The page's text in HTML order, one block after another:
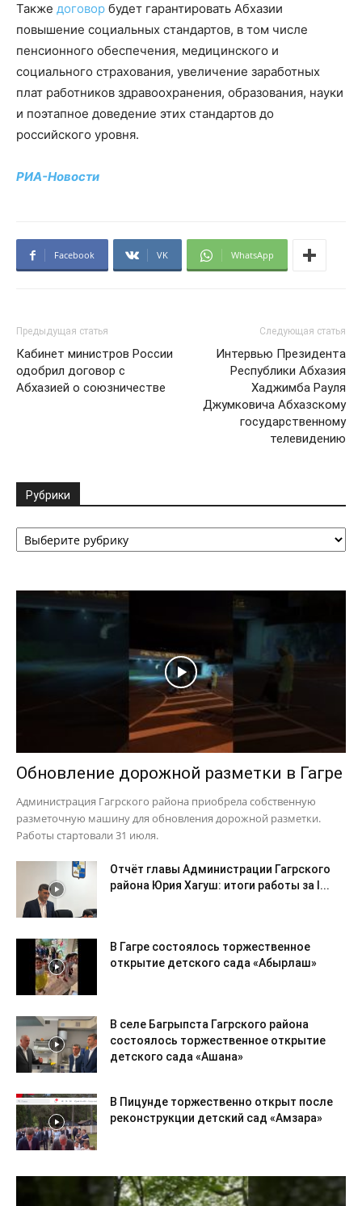
Также договор будет гарантировать Абхазии
повышение социальных стандартов, в том числе
пенсионного обеспечения, медицинского и
социального страхования, увеличение заработных
плат работников здравоохранения, образования, науки
и поэтапное доведение этих стандартов до
российского уровня.
РИА-Новости
Facebook VK WhatsApp
Предыдущая статья
Кабинет министров России
одобрил договор с
Абхазией о союзничестве
Следующая статья
Интервью Президента
Республики Абхазия
Хаджимба Рауля
Джумковича Абхазскому
государственному
телевидению
Рубрики
Рубрики
Обновление дорожной разметки в Гагре
Администрация Гагрского района приобрела собственную
разметочную машину для обновления дорожной разметки.
Работы стартовали 31 июля.
Отчёт главы Администрации Гагрского
района Юрия Хагуш: итоги работы за I...
В Гагре состоялось торжественное
открытие детского сада «Абырлаш»
В селе Багрыпста Гагрского района
состоялось торжественное открытие
детского сада «Ашана»
В Пицунде торжественно открыт после
реконструкции детский сад «Амзара»